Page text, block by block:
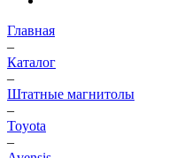
Главная
–
Каталог
–
Штатные магнитолы
–
Toyota
–